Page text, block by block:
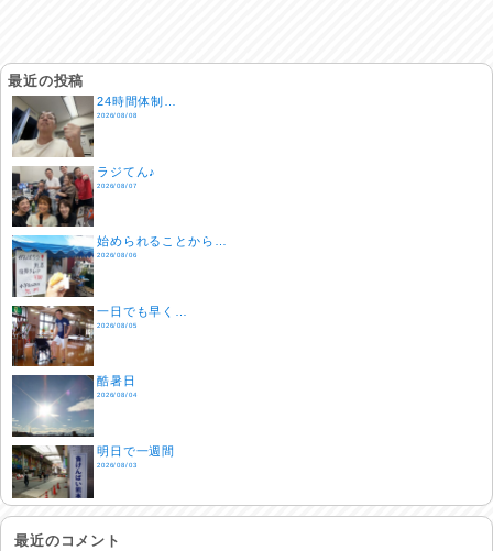
最近の投稿
24時間体制…
2026/08/08
ラジてん♪
2026/08/07
始められることから…
2026/08/06
一日でも早く…
2026/08/05
酷暑日
2026/08/04
明日で一週間
2026/08/03
熱中症注意
2026/08/02
最近のコメント